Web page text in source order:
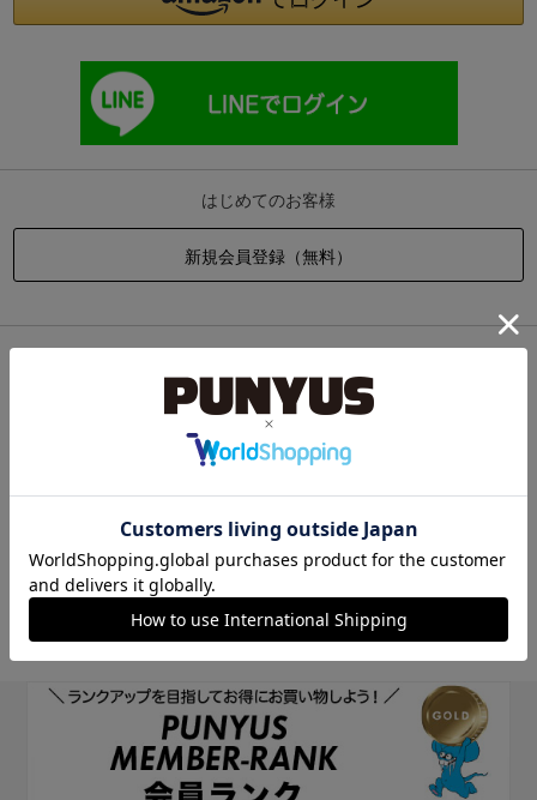
はじめてのお客様
他のサイトIDで新規会員登録をしていただくと次回以降、そのIDで
ログインすることができます。